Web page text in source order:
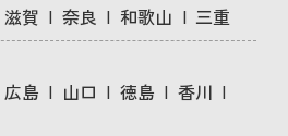
滋賀 奈良 和歌山
三重
広島 山口 徳島
香川